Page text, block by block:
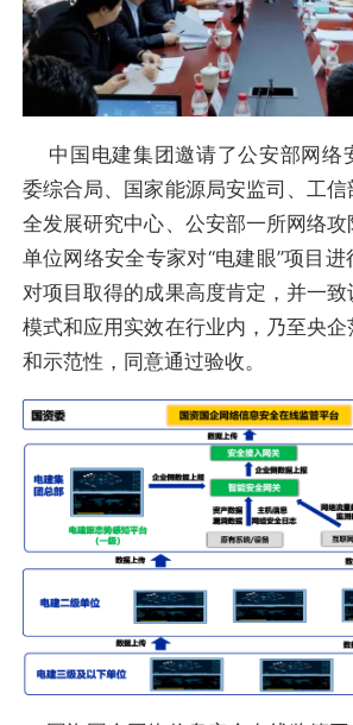
中国电建集团邀请了公安部网络
委综合局、国家能源局安监司、工
全发展研究中心、公安部一所网络
单位网络安全专家对“电建眼”项目
对项目取得的成果高度肯定，并一
模式和应用实效在行业内，乃至央
和示范性，同意通过验收。